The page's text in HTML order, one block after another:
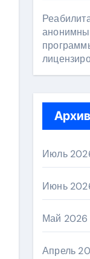
Архив
Июль
Июнь
Май 2026
Апрель